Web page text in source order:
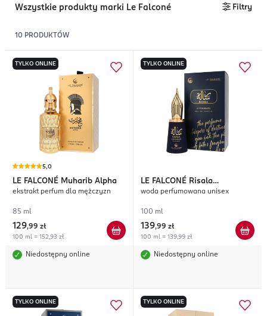
Wszystkie produkty marki Le Falconé Filtry
10 PRODUKTÓW
TYLKO ONLINE
5,0
LE FALCONÉ Muharib Alpha
ekstrakt perfum dla mężczyzn
85 ml
129,99 zł
100 ml = 152,93 zł
Niedostępny online
TYLKO ONLINE
LE FALCONÉ Risala
Autograph
woda perfumowana unisex
100 ml
139,99 zł
100 ml = 139,99 zł
Niedostępny online
TYLKO ONLINE TYLKO ONLINE